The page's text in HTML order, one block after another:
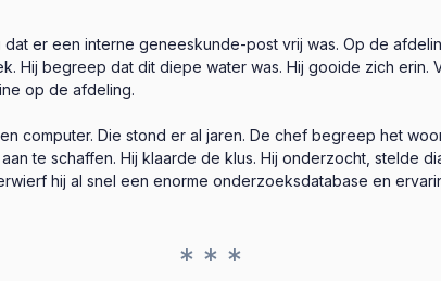
er een interne geneeskunde-post vrij was. Op de
Hij begreep dat dit diepe water was. Hij gooide zich erin.
op de afdeling.
computer. Die stond er al jaren. De chef begreep het
te schaffen. Hij klaarde de klus. Hij onderzocht, stelde
hij al snel een enorme onderzoeksdatabase en
* * *